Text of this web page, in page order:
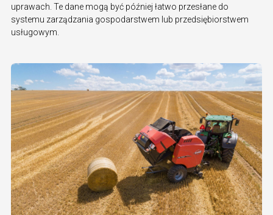
uprawach. Te dane mogą być później łatwo przesłane do
systemu zarządzania gospodarstwem lub przedsiębiorstwem
usługowym.